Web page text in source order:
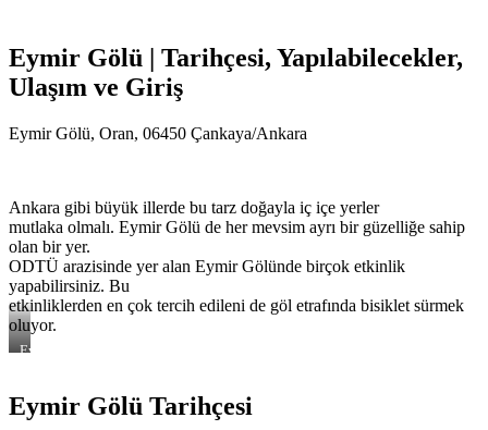
Eymir Gölü | Tarihçesi, Yapılabilecekler,
Ulaşım ve Giriş
Eymir Gölü, Oran, 06450 Çankaya/Ankara
Ankara gibi büyük illerde bu tarz doğayla iç içe yerler
mutlaka olmalı. Eymir Gölü de her mevsim ayrı bir güzelliğe sahip
olan bir yer.
ODTÜ arazisinde yer alan Eymir Gölünde birçok etkinlik
yapabilirsiniz. Bu
etkinliklerden en çok tercih edileni de göl etrafında bisiklet sürmek
oluyor.
Eymir
Eymir Gölü Tarihçesi